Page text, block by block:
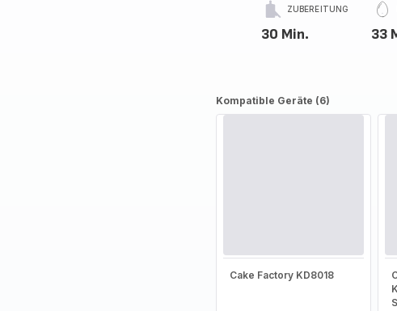
ZUBEREITUNG
30 Min. 33
Kompatible Geräte (6)
Cake Factory KD8018